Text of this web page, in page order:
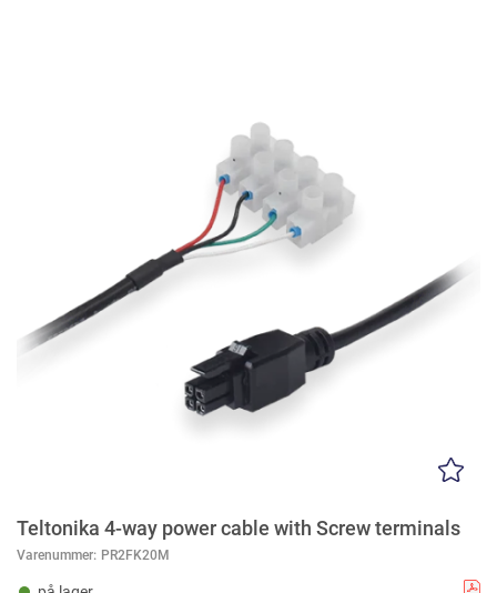
Teltonika 4-way power cable with Screw terminals
Varenummer: PR2FK20M